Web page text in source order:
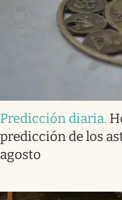
Predicción diaria.
predicción de los
agosto